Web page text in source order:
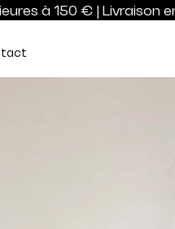
à 150 € | Livraison